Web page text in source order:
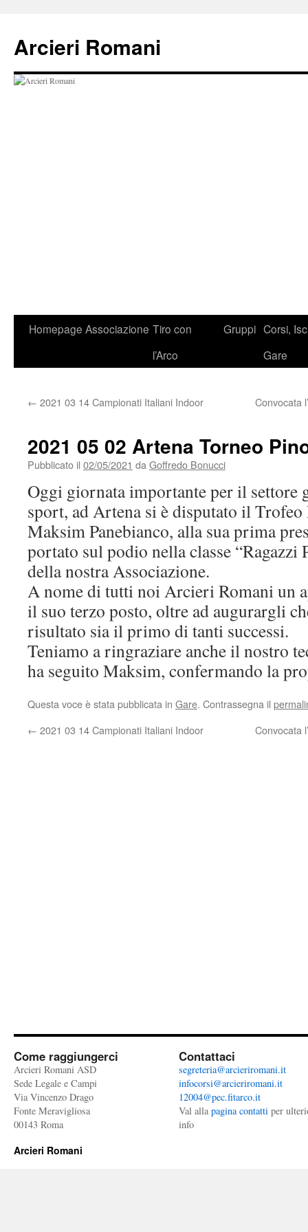
contenuto
Arcieri Romani
Homepage Associazione Tiro con
l’Arco
Gruppi Corsi,
Gare
← 2021 03 14 Campionati Italiani Indoor Convocata
2021 05 02 Artena Torneo
Pubblicato il 02/05/2021 da Goffredo Bonucci
Oggi giornata importante per il settore
sport, ad Artena si è disputato il
Maksim Panebianco, alla sua prima
portato sul podio nella classe
della nostra Associazione.
A nome di tutti noi Arcieri Romani un
il suo terzo posto, oltre ad augurargli
risultato sia il primo di tanti successi.
Teniamo a ringraziare anche il nostro
ha seguito Maksim, confermando la
Questa voce è stata pubblicata in Gare. Contrassegna il
← 2021 03 14 Campionati Italiani Indoor Convocata
Come raggiungerci
Arcieri Romani ASD
Sede Legale e Campi
Via Vincenzo Drago
Fonte Meravigliosa
00143 Roma
Contattaci
segreteria@arcieriromani.it
infocorsi@arcieriromani.it
12004@pec.fitarco.it
Val alla pagina contatti per
info
Arcieri Romani